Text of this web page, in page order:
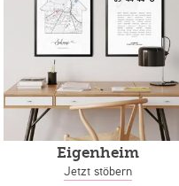
Eigenheim
Jetzt stöbern